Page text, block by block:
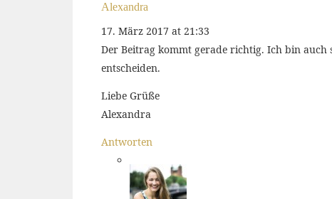
Alexandra
17. März 2017 at 21:33
Der Beitrag kommt gerade richtig. Ich bin auch
entscheiden.
Liebe Grüße
Alexandra
Antworten